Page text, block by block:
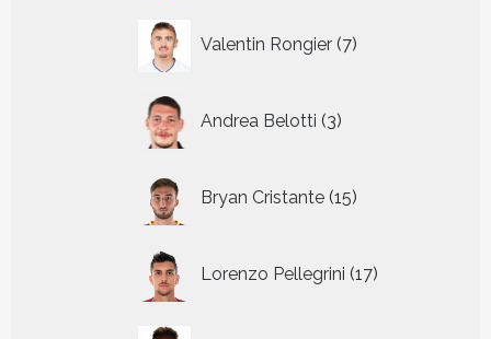
Valentin Rongier 7
producten
Andrea Belotti 3
producten
Bryan Cristante 15
producten
Lorenzo Pellegrini 17
producten